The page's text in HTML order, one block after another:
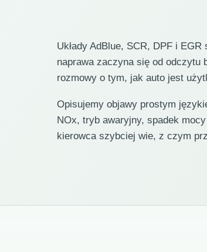
Układy AdBlue, SCR, DPF i
naprawa zaczyna się od odczytu
rozmowy o tym, jak auto jest
Opisujemy objawy prostym
NOx, tryb awaryjny, spadek
kierowca szybciej wie, z czym